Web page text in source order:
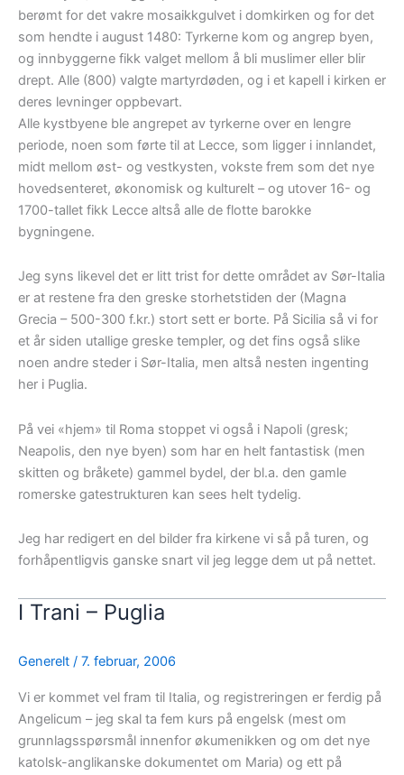
berømt for det vakre mosaikkgulvet i domkirken og for det
som hendte i august 1480: Tyrkerne kom og angrep byen,
og innbyggerne fikk valget mellom å bli muslimer eller blir
drept. Alle (800) valgte martyrdøden, og i et kapell i kirken er
deres levninger oppbevart.
Alle kystbyene ble angrepet av tyrkerne over en lengre
periode, noen som førte til at Lecce, som ligger i innlandet,
midt mellom øst- og vestkysten, vokste frem som det nye
hovedsenteret, økonomisk og kulturelt – og utover 16- og
1700-tallet fikk Lecce altså alle de flotte barokke
bygningene.
Jeg syns likevel det er litt trist for dette området av Sør-Italia
er at restene fra den greske storhetstiden der (Magna
Grecia – 500-300 f.kr.) stort sett er borte. På Sicilia så vi for
et år siden utallige greske templer, og det fins også slike
noen andre steder i Sør-Italia, men altså nesten ingenting
her i Puglia.
På vei «hjem» til Roma stoppet vi også i Napoli (gresk;
Neapolis, den nye byen) som har en helt fantastisk (men
skitten og bråkete) gammel bydel, der bl.a. den gamle
romerske gatestrukturen kan sees helt tydelig.
Jeg har redigert en del bilder fra kirkene vi så på turen, og
forhåpentligvis ganske snart vil jeg legge dem ut på nettet.
I Trani – Puglia
Generelt / 7. februar, 2006
Vi er kommet vel fram til Italia, og registreringen er ferdig på
Angelicum – jeg skal ta fem kurs på engelsk (mest om
grunnlagsspørsmål innenfor økumenikken og om det nye
katolsk-anglikanske dokumentet om Maria) og ett på